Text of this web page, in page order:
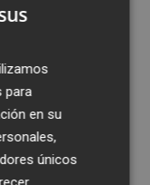
para
en su
únicos